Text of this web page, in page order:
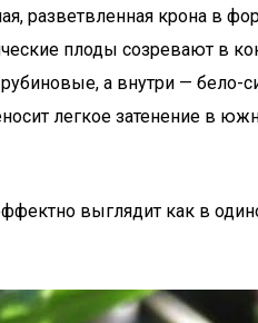
разветвленная крона в
плоды созревают в
а внутри —
легкое затенение в
выглядит как в